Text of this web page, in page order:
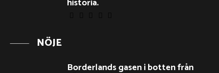
NÖJE
Borderlands gasen i botten från